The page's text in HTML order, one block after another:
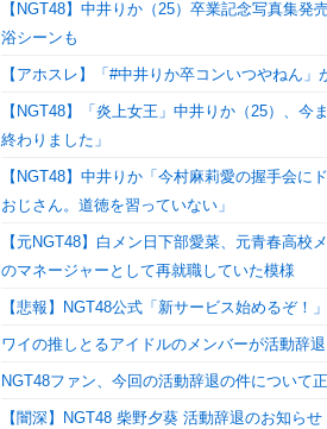
【NGT48】中井りか（25）卒業記念写真集
浴シーンも
【アホスレ】「#中井りか卒コンいつやねん」
【NGT48】「炎上女王」中井りか（25）、今
終わりました」
【NGT48】中井りか「今村麻莉愛の握手会に
おじさん。道徳を習っていない」
【元NGT48】白メン日下部愛菜、元青春高校
のマネージャーとして再就職していた模様
【悲報】NGT48公式「新サービス始めるぞ！
ワイの推しとるアイドルのメンバーが活動辞
NGT48ファン、今回の活動辞退の件について
【闇深】NGT48 柴野夕葵 活動辞退のお知ら